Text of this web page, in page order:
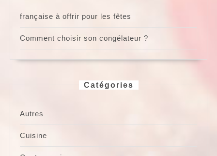
française à offrir pour les fêtes
Comment choisir son congélateur ?
Catégories
Autres
Cuisine